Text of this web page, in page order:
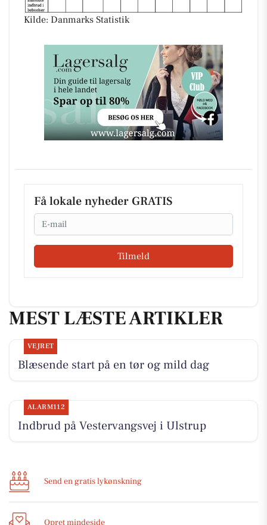
Kilde: Danmarks Statistik
Få lokale nyheder GRATIS
Email
Tilmeld
MEST LÆSTE ARTIKLER
VEJRET
Blæsende start på en tør og mild dag
ALARM112
Indbrud på Vestervangsvej i Ulstrup
Send en gratis lykønskning
Opret mindeside